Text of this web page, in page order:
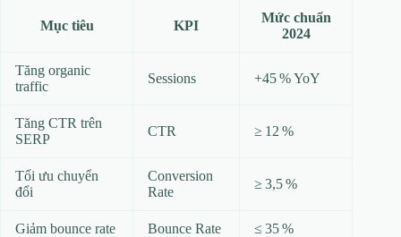
Mục tiêu KPI
Mức chuẩn
2024
Tăng organic
traffic
Sessions +45 % YoY
Tăng CTR trên
SERP
CTR ≥ 12 %
Tối ưu chuyển
đổi
Conversion
Rate
≥ 3,5 %
Giảm bounce rate Bounce Rate
≤ 35 %